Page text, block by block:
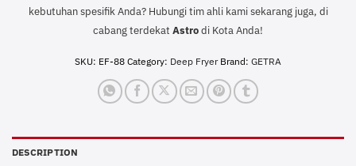
kebutuhan spesifik Anda? Hubungi tim ahli kami sekarang juga, di
cabang terdekat Astrodi Kota Anda!
SKU: EF-88 Category: Deep Fryer Brand: GETRA
DESCRIPTION